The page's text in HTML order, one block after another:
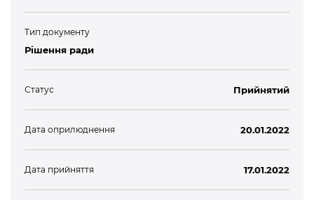
Тип документу
Рішення ради
Статус Прийнятий
Дата оприлюднення 20.01.2022
Дата прийняття 17.01.2022